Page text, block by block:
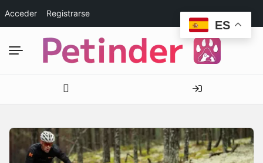
Acceder Registrarse
ES